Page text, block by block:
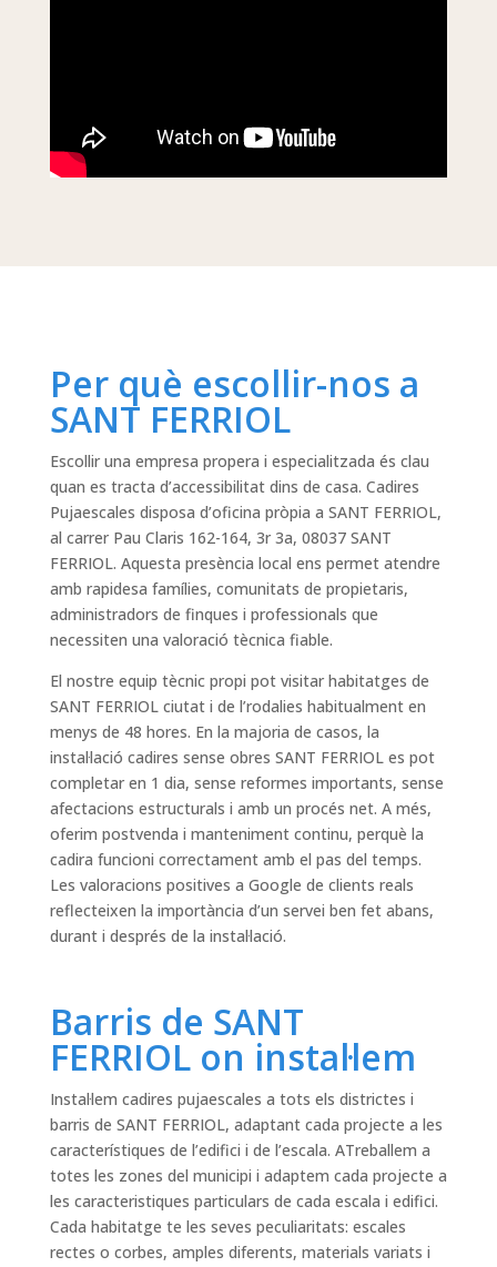
Per què escollir-nos a
SANT FERRIOL
Escollir una empresa propera i especialitzada és clau
quan es tracta d’accessibilitat dins de casa. Cadires
Pujaescales disposa d’oficina pròpia a SANT FERRIOL,
al carrer Pau Claris 162-164, 3r 3a, 08037 SANT
FERRIOL. Aquesta presència local ens permet atendre
amb rapidesa famílies, comunitats de propietaris,
administradors de finques i professionals que
necessiten una valoració tècnica fiable.
El nostre equip tècnic propi pot visitar habitatges de
SANT FERRIOL ciutat i de l’rodalies habitualment en
menys de 48 hores. En la majoria de casos, la
instal·lació cadires sense obres SANT FERRIOL es pot
completar en 1 dia, sense reformes importants, sense
afectacions estructurals i amb un procés net. A més,
oferim postvenda i manteniment continu, perquè la
cadira funcioni correctament amb el pas del temps.
Les valoracions positives a Google de clients reals
reflecteixen la importància d’un servei ben fet abans,
durant i després de la instal·lació.
Barris de SANT
FERRIOL on instal·lem
Instal·lem cadires pujaescales a tots els districtes i
barris de SANT FERRIOL, adaptant cada projecte a les
característiques de l’edifici i de l’escala. ATreballem a
totes les zones del municipi i adaptem cada projecte a
les caracteristiques particulars de cada escala i edifici.
Cada habitatge te les seves peculiaritats: escales
rectes o corbes, amples diferents, materials variats i